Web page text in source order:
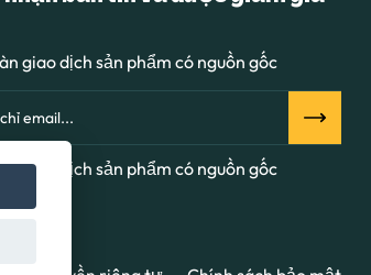
giao dịch sản phẩm có nguồn gốc
giao dịch sản phẩm có nguồn gốc